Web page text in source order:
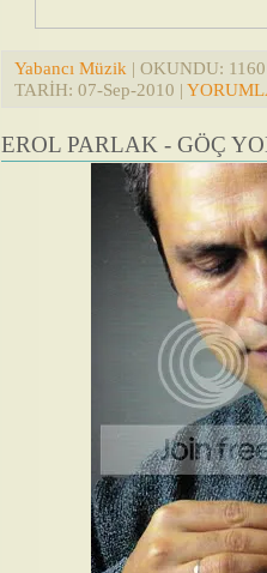
Yabancı Müzik | OKUNDU:
TARİH: 07-Sep-2010 |
EROL PARLAK - GÖÇ